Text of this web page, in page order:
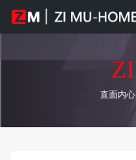
直面内